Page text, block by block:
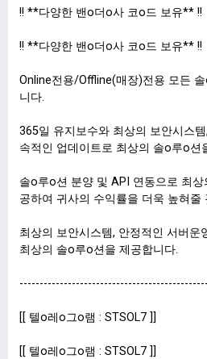
!! **다양한 밴o더o사 코o드 보유** !!
!! **다양한 밴o더o사 코o드 보유** !!
Online전용/Offline(매장)전용 모든
니다.
365일 유지보수와 최상의 보안시스
속적인 업데이트로 최상의 솔o루o션
솔o루o션 분양 및 API 연동으로 최
공하여 귀사의 수익률을 더욱 높혀줄
최상의 보안시스템, 안정적인 서버운
최상의 솔o루o션을 제공합니다.
[[ 텔o레o그o램 : STSOL7 ]]
[[ 텔o레o그o램 : STSOL7 ]]